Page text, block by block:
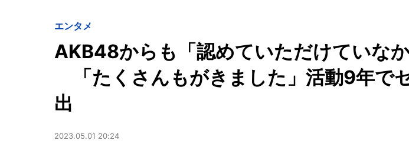
エンタメ
AKB48からも「認めていただけていな
「たくさんもがきました」活動9年で
出
2023.05.01 20:24